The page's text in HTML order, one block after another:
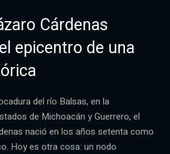
Cárdenas
epicentro de una
del río Balsas, en la
de Michoacán y Guerrero, el
nació en los años setenta como
Hoy es otra cosa: un nodo